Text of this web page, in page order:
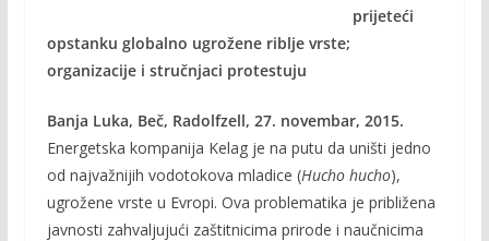
prijeteći
opstanku globalno ugrožene riblje vrste;
organizacije i stručnjaci protestuju
Banja Luka, Beč, Radolfzell, 27. novembar, 2015.
Energetska kompanija Kelag je na putu da uništi jedno
od najvažnijih vodotokova mladice (Hucho hucho),
ugrožene vrste u Evropi. Ova problematika je približena
javnosti zahvaljujući zaštitnicima prirode i naučnicima